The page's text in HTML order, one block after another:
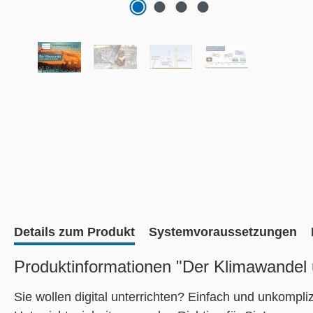
Details zum Produkt Systemvoraussetzungen
Produktinformationen "Der
Sie wollen digital unterrichten? Einfach und